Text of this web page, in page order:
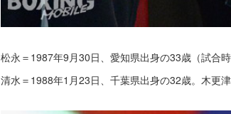
松永＝1987年9月30日、愛知県出身の33歳（試合
清水＝1988年1月23日、千葉県出身の32歳。木更